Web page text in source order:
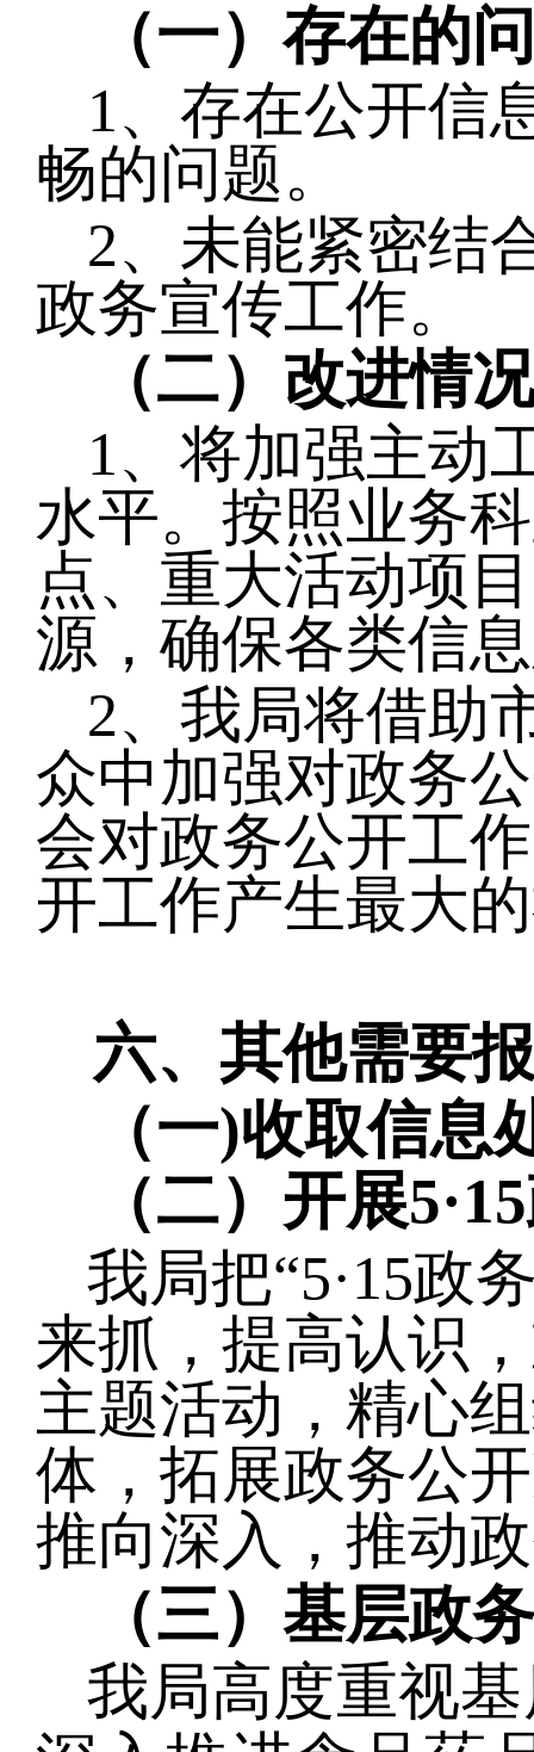
（一）存在的
1、存在公开信
畅的问题。
2、未能紧密结
政务宣传工作。
（二）改进情
1、 将加强主动
水平。按照业务
点、重大活动项
源，确保各类信
2、 我局将借助
众中加强对政务
会对政务公开工
开工作产生最大
六、其他需要
（一)收取信息
（二）开展
我局把“5·15政
来抓，提高认识
主题活动，精心
体，拓展政务公
推向深入，推动
（三）基层政
我局高度重视